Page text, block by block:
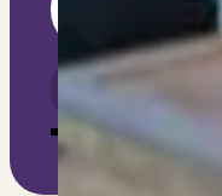
Ik ga akkoord